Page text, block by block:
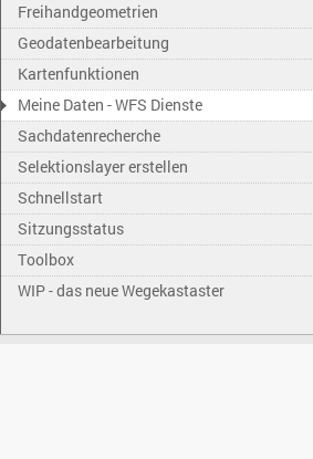
Freihandgeometrien
Geodatenbearbeitung
Kartenfunktionen
Meine Daten - WFS Dienste
Sachdatenrecherche
Selektionslayer erstellen
Schnellstart
Sitzungsstatus
Toolbox
WIP - das neue Wegekastaster